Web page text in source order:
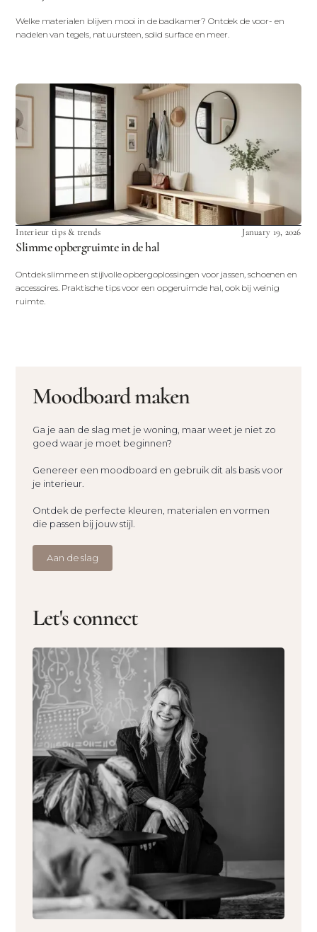
Welke materialen blijven mooi in de badkamer? Ontdek de voor- en
nadelen van tegels, natuursteen, solid surface en meer.
Interieur tips & trends January 19, 2026
Slimme opbergruimte in de hal
Ontdek slimme en stijlvolle opbergoplossingen voor jassen, schoenen en
accessoires. Praktische tips voor een opgeruimde hal, ook bij weinig
ruimte.
Moodboard maken
Ga je aan de slag met je woning, maar weet je niet zo
goed waar je moet beginnen?
Genereer een moodboard en gebruik dit als basis voor
je interieur.
Ontdek de perfecte kleuren, materialen en vormen
die passen bij jouw stijl.
Aan de slag
Let's connect